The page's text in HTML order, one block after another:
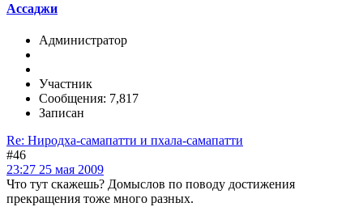
Ассаджи
Администратор
Участник
Сообщения: 7,817
Записан
Re: Ниродха-самапатти и пхала-самапатти
#46
23:27 25 мая 2009
Что тут скажешь? Домыслов по поводу достижения
прекращения тоже много разных.